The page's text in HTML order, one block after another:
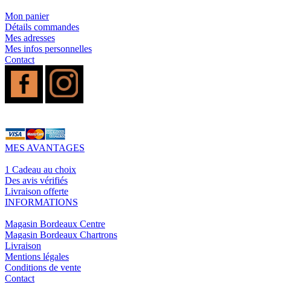
Mon panier
Détails commandes
Mes adresses
Mes infos personnelles
Contact
MES AVANTAGES
1 Cadeau au choix
Des avis vérifiés
Livraison offerte
INFORMATIONS
Magasin Bordeaux Centre
Magasin Bordeaux Chartrons
Livraison
Mentions légales
Conditions de vente
Contact